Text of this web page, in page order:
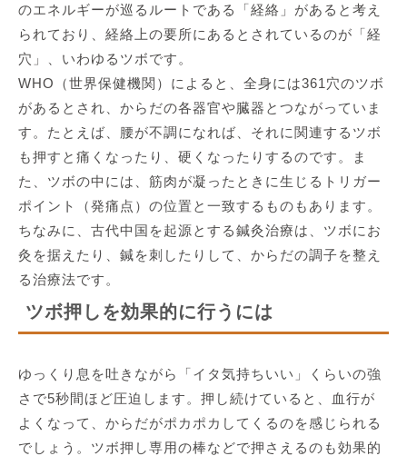
のエネルギーが巡るルートである「経絡」があると考え
られており、経絡上の要所にあるとされているのが「経
穴」、いわゆるツボです。
WHO（世界保健機関）によると、全身には361穴のツボ
があるとされ、からだの各器官や臓器とつながっていま
す。たとえば、腰が不調になれば、それに関連するツボ
も押すと痛くなったり、硬くなったりするのです。ま
た、ツボの中には、筋肉が凝ったときに生じるトリガー
ポイント（発痛点）の位置と一致するものもあります。
ちなみに、古代中国を起源とする鍼灸治療は、ツボにお
灸を据えたり、鍼を刺したりして、からだの調子を整え
る治療法です。
ツボ押しを効果的に行うには
ゆっくり息を吐きながら「イタ気持ちいい」くらいの強
さで5秒間ほど圧迫します。押し続けていると、血行が
よくなって、からだがポカポカしてくるのを感じられる
でしょう。ツボ押し専用の棒などで押さえるのも効果的